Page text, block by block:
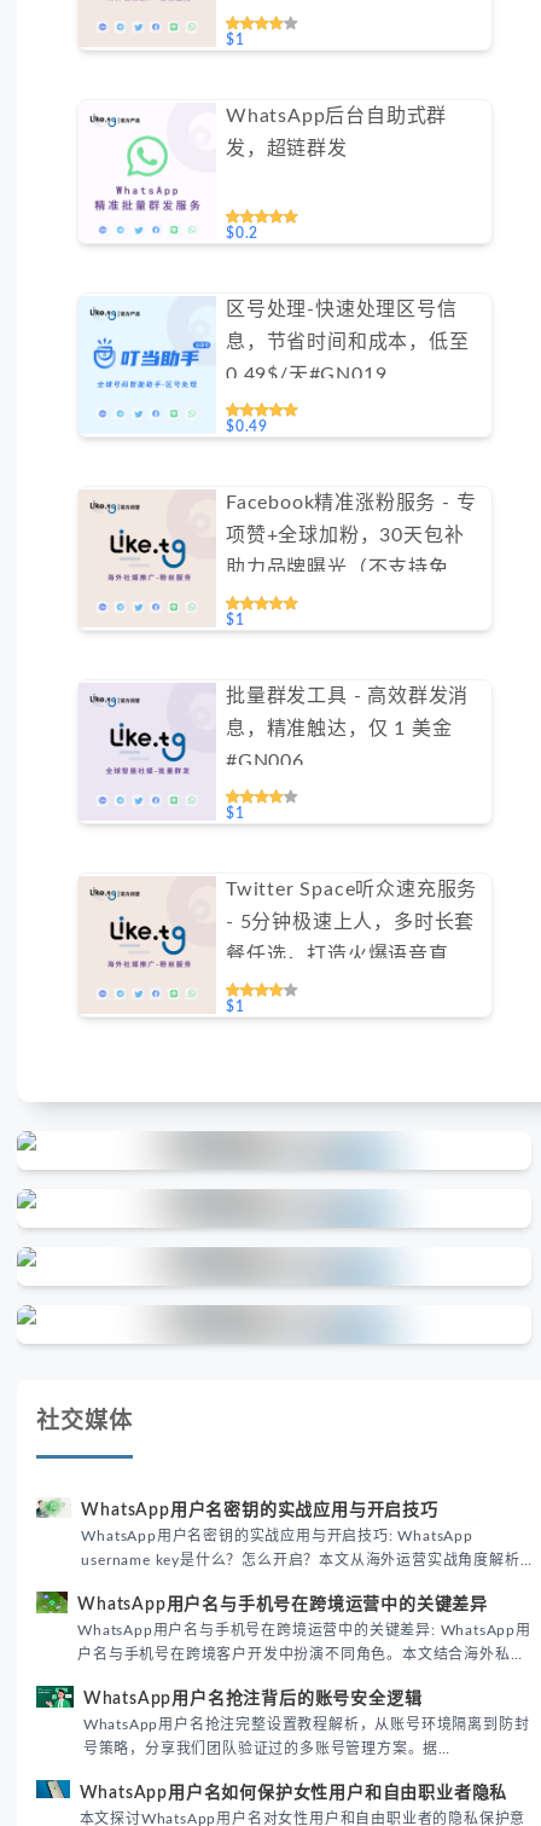
求（不支持免费测试）
$1
WhatsApp后台自助式群
发，超链群发
$0.2
区号处理-快速处理区号信
息，节省时间和成本，低至
0.49$/天#GN019
$0.49
Facebook精准涨粉服务 - 专
项赞+全球加粉，30天包补
助力品牌曝光（不支持免费
测试）
$1
批量群发工具 - 高效群发消
息，精准触达，仅 1 美金
#GN006
$1
Twitter Space听众速充服务
- 5分钟极速上人，多时长套
餐任选，打造火爆语音直播
间（不支持免费测试）
$1
社交媒体
WhatsApp用户名密钥的实战应用与开启技巧
WhatsApp用户名密钥的实战应用与开启技巧: WhatsApp
username key是什么？怎么开启？本文从海外运营实战角度解析
境团队高效触达目标客户。
WhatsApp用户名与手机号在跨境运营中的关键差异
WhatsApp用户名与手机号在跨境运营中的关键差异: WhatsApp用
户名与手机号在跨境客户开发中扮演不同角色。本文结合海外私域
际差异，帮助团队优化WhatsApp营销策略。
WhatsApp用户名抢注背后的账号安全逻辑
WhatsApp用户名抢注完整设置教程解析，从账号环境隔离到防封
号策略，分享我们团队验证过的多账号管理方案。据
性直接影响转化率。
WhatsApp用户名如何保护女性用户和自由职业者隐私
本文探讨WhatsApp用户名对女性用户和自由职业者的隐私保护意